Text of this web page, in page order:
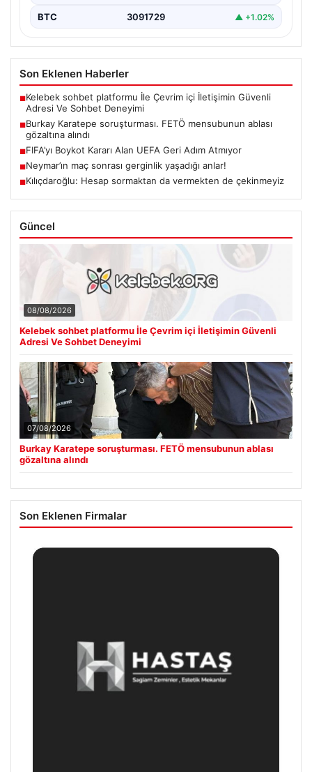
BTC 3091729 ▲ +1.02%
Son Eklenen Haberler
■Kelebek sohbet platformu İle Çevrim içi İletişimin Güvenli
Adresi Ve Sohbet Deneyimi
■Burkay Karatepe soruşturması. FETÖ mensubunun ablası
gözaltına alındı
■FIFA’yı Boykot Kararı Alan UEFA Geri Adım Atmıyor
■Neymar’ın maç sonrası gerginlik yaşadığı anlar!
■Kılıçdaroğlu: Hesap sormaktan da vermekten de çekinmeyiz
Güncel
08/08/2026
Kelebek sohbet platformu İle Çevrim içi İletişimin Güvenli
Adresi Ve Sohbet Deneyimi
07/08/2026
Burkay Karatepe soruşturması. FETÖ mensubunun ablası
gözaltına alındı
Son Eklenen Firmalar